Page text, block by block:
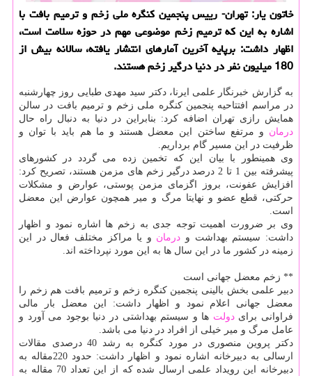
خاتون یار: تهران- رییس پنجمین كنگره ملی زخم و ترمیم بافت با
اشاره به این كه ترمیم زخم موضوعی مهم در حوزه سلامت است،
اظهار داشت: برپایه آخرین آمارهای انتشار یافته، سالانه بیش از
180 میلیون نفر در دنیا درگیر زخم هستند.
به گزارش خبرنگار علمی ایرنا، دكتر سید مهدی طبایی روز چهارشنبه
در مراسم افتتاحیه پنجمین كنگره ملی زخم و ترمیم بافت در سالن
همایش رازی تهران اضافه كرد: بنابراین در دنیا به دنبال راه حال
درمان و مرتفع ساختن این معضل هستند و ما هم باید با توان و
ظرفیت در این مسیر گام برداریم.
وی همینطور با بیان این كه تخمین زده می گردد در كشورهای
پیشرفته بین 1 تا 2 درصد درگیر زخم های مزمن هستند، تصریح كرد:
افزایش عفونت، بروز اگزمای مزمن پوستی، عوارض و مشكلات
حركتی، قطع عضو و نهایتا مرگ و میر همچون عوارض این معضل
است.
وی بر ضرورت اهمیت توجه جدی به زخم ها اشاره نمود و اظهار
داشت: سیستم بهداشت و درمان و یا مراكز مختلف فعال در این
زمینه در كشور ما در این سال ها به این مورد نپرداخته اند.
** زخم معضل جهانی است
دبیر علمی بخش بالینی پنجمین كنگره زخم و ترمیم بافت هم زخم را
معضل جهانی اعلام نمود و اظهار داشت: این معضل بار مالی
فراوانی برایدولت ها و سیستم بهداشتی در دنیا بوجود می آورد و
عامل مرگ و میر خیلی از افراد در دنیا می باشد.
دكتر پروین منصوری در مورد كنگره به رشد 40 درصدی مقالات
ارسالی به دبیرخانه اشاره نمود و اظهار داشت: حدود 220مقاله به
دبیرخانه این رویداد علمی ارسال شده كه از این تعداد 70 مقاله به